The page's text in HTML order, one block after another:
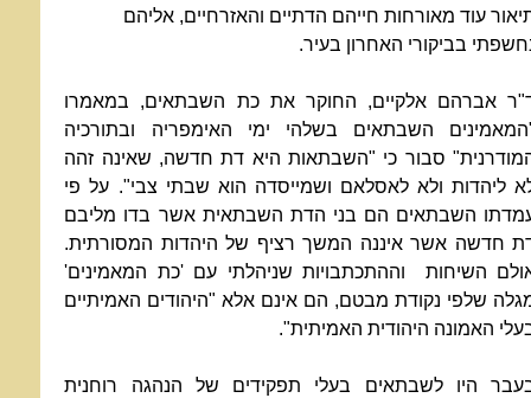
עוד מאורחות חייהם הדתיים והאזרחיים, אליהם
בביקורי האחרון בעיר.
אברהם אלקיים, החוקר את כת השבתאים, במאמרו
השבתאים בשלהי ימי האימפריה ובתורכיה
סבור כי "השבתאות היא דת חדשה, שאינה זהה
ליהדות ולא לאסלאם ושמייסדה הוא שבתי צבי". על פי
השבתאים הם בני הדת השבתאית אשר בדו מליבם
חדשה אשר איננה המשך רציף של היהדות המסורתית.
השיחות וההתכתבויות שניהלתי עם 'כת המאמינים'
שלפי נקודת מבטם, הם אינם אלא "היהודים האמיתיים
האמונה היהודית האמיתית".
היו לשבתאים בעלי תפקידים של הנהגה רוחנית